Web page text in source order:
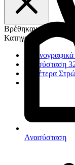
Ανασύσταση
Βρέθηκαν 1.260
Κατηγορία
Ακτινογραφικά
Ανασύσταση
Ουδέτερα